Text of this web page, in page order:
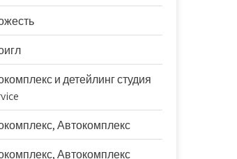
и детейлинг студия
Автокомплекс
Автокомплекс